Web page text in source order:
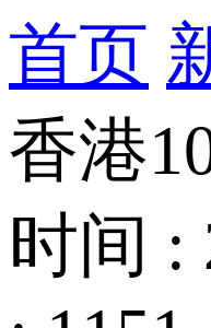
首页
香港
时间 :